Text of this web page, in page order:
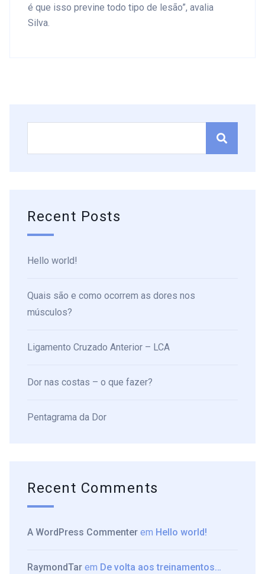
é que isso previne todo tipo de lesão”, avalia
Silva.
Recent Posts
Hello world!
Quais são e como ocorrem as dores nos
músculos?
Ligamento Cruzado Anterior – LCA
Dor nas costas – o que fazer?
Pentagrama da Dor
Recent Comments
A WordPress Commenter em Hello world!
RaymondTar em De volta aos treinamentos…